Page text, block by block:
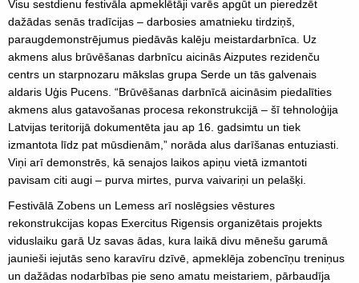
Visu sestdienu festivāla apmeklētāji varēs apgūt un pieredzēt
dažādas senās tradīcijas – darbosies amatnieku tirdziņš,
paraugdemonstrējumus piedāvās kalēju meistardarbnīca. Uz
akmens alus brūvēšanas darbnīcu aicinās Aizputes rezidenču
centrs un starpnozaru mākslas grupa Serde un tās galvenais
aldaris Uģis Pucens. “Brūvēšanas darbnīcā aicināsim piedalīties
akmens alus gatavošanas procesa rekonstrukcijā – šī tehnoloģija
Latvijas teritorijā dokumentēta jau ap 16. gadsimtu un tiek
izmantota līdz pat mūsdienām,” norāda alus darīšanas entuziasti.
Viņi arī demonstrēs, kā senajos laikos apiņu vietā izmantoti
pavisam citi augi – purva mirtes, purva vaivariņi un pelašķi.
Festivālā Zobens un Lemess arī noslēgsies vēstures
rekonstrukcijas kopas Exercitus Rigensis organizētais projekts
viduslaiku garā Uz savas ādas, kura laikā divu mēnešu garumā
jaunieši iejutās seno karavīru dzīvē, apmeklēja zobencīņu treniņus
un dažādas nodarbības pie seno amatu meistariem, pārbaudīja